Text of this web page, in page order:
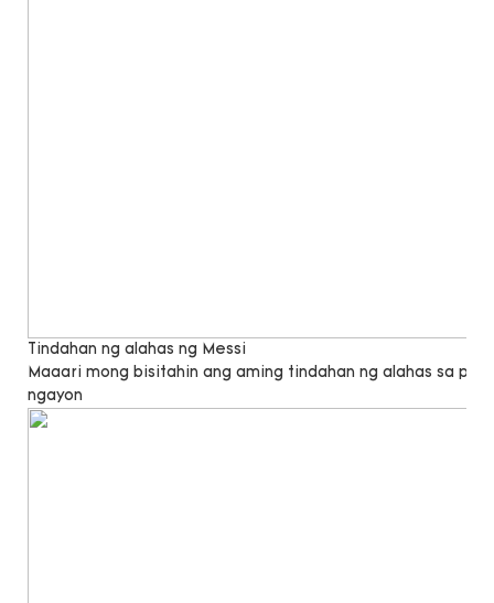
Tindahan ng alahas ng Messi
Maaari mong bisitahin ang aming tindahan ng alahas sa
ngayon